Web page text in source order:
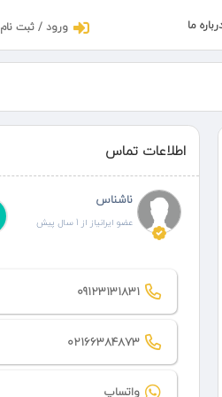
ورود / ثبت نام ما
اطلاعات تماس
ناشناس
عضو ایرانیاز از 1 سال پیش
09123131831
02166384873
واتساپ